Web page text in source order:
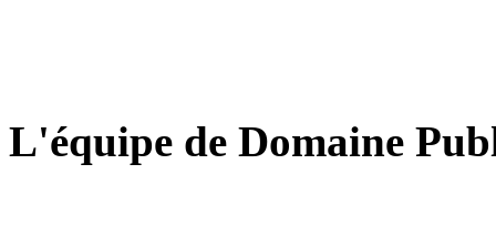
L'équipe de Domaine